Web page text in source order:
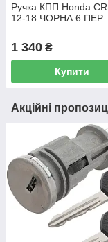
Ручка КПП Honda
12-18 ЧОРНА 6 ПЕР
1 340 ₴
Купити
Акційні